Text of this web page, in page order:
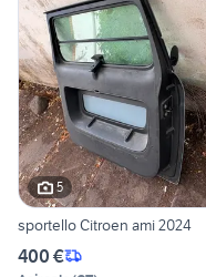
5
sportello Citroen ami 2024
400 €